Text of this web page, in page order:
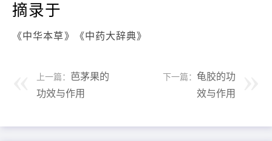
摘录于
《中华本草》《中药大辞典》
上一篇： 芭茅果的
功效与作用
下一篇： 龟胶的功
效与作用